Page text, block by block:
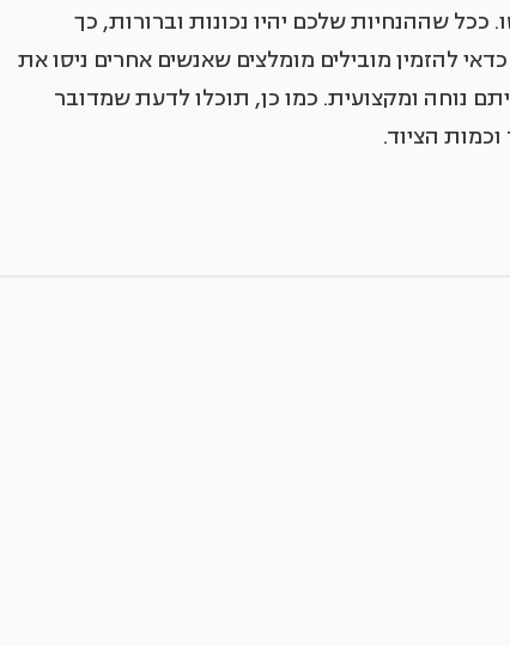
שההנחיות שלכם יהיו נכונות וברורות, כך
להזמין מובילים מומלצים שאנשים אחרים ניסו את
נוחה ומקצועית. כמו כן, תוכלו לדעת שמדובר
הציוד.